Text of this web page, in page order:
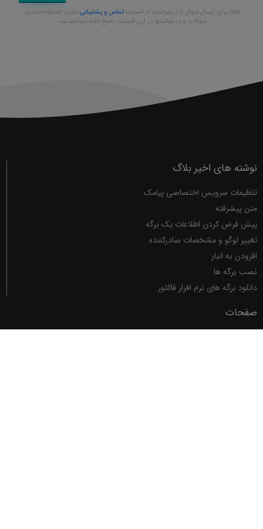
لطفا برای ارسال سوال یا درخواست از قسمتتماس و پشتیبانیسایت استفاده نمایید،
سوالات و درخواستها در این قسمت پاسخ داده نخواهد شد.
نوشته های اخیر بلاگ
تنظیمات سرویس اختصاصی پیامک
متن پیشرفته
پیش فرض کردن اطلاعات یک برگه
تغییر لوگو و مشخصات صادرکننده
افزودن به انبار
نصب برگه ها
دانلود برگه های نرم افزار فاکتور
صفحات